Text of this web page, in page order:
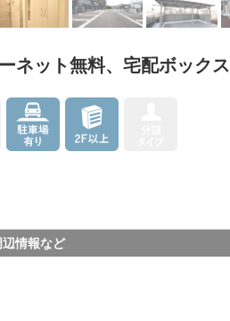
ネット無料、宅配ボックス
情報など